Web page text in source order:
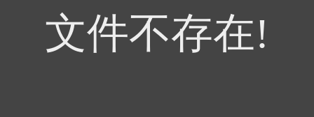
文件不存在!